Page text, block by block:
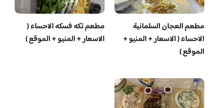
مطعم العجان السلمانية
الاحساء ( الاسعار + المنيو +
الموقع )
مطعم تكه فسكه الاحساء (
الاسعار + المنيو + الموقع )